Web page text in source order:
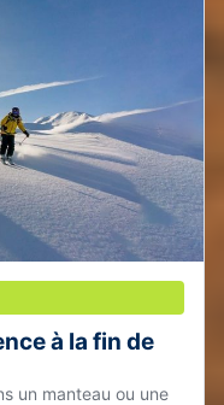
à la fin de
un manteau ou une